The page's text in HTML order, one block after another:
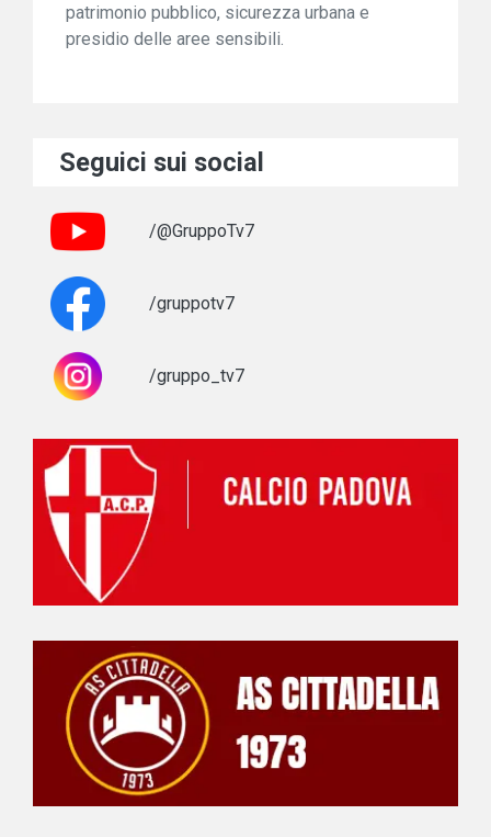
patrimonio pubblico, sicurezza urbana e
presidio delle aree sensibili.
Seguici sui social
/@GruppoTv7
/gruppotv7
/gruppo_tv7